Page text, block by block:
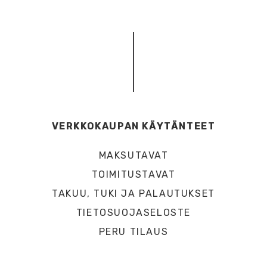
VERKKOKAUPAN KÄYTÄNTEET
MAKSUTAVAT
TOIMITUSTAVAT
TAKUU, TUKI JA PALAUTUKSET
TIETOSUOJASELOSTE
PERU TILAUS